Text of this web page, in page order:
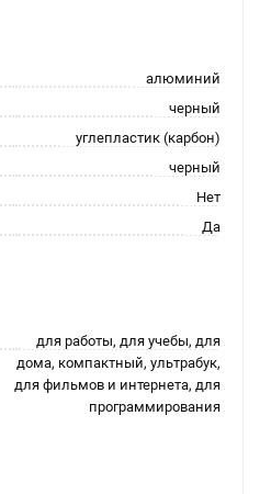
алюминий
черный
углепластик (карбон)
черный
Нет
Да
для работы, для учебы, для
дома, компактный, ультрабук,
для фильмов и интернета, для
программирования